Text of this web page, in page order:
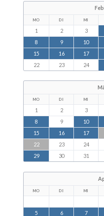
MO DI MI
1 2 3
8
9 10
15
16 17
22
23 24
MO DI MI
1 2 3
8
9 10
15
16 17
22
23 24
29
30 31
MO DI MI
5
6 7